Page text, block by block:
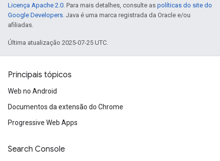
Licença Apache 2.0. Para mais detalhes, consulte as políticas do site do
Google Developers. Java é uma marca registrada da Oracle e/ou
afiliadas.
Última atualização 2025-07-25 UTC.
Principais tópicos
Web no Android
Documentos da extensão do Chrome
Progressive Web Apps
Search Console